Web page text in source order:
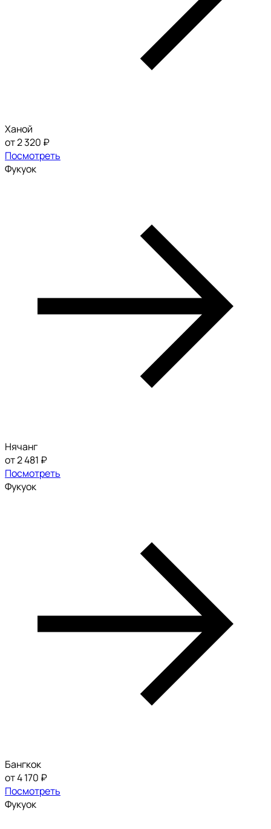
Ханой
от 2 320 ₽
Посмотреть
Фукуок
Нячанг
от 2 481 ₽
Посмотреть
Фукуок
Бангкок
от 4 170 ₽
Посмотреть
Фукуок